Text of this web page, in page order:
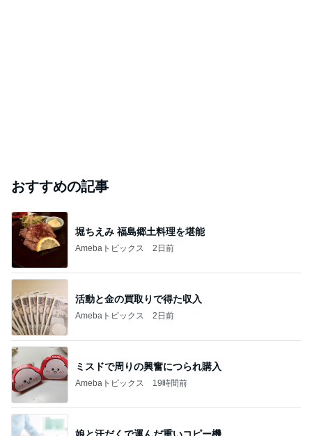
おすすめの記事
堀ちえみ 福島郷土料理を堪能
Amebaトピックス 2日前
活動と金の買取りで得た収入
Amebaトピックス 2日前
ミスドで周りの興奮につられ購入
Amebaトピックス 19時間前
娘と汗だくで運んだ重いコピー機